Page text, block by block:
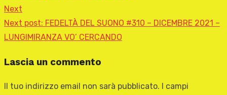
Next
Next post: FEDELTÀ DEL SUONO #310 – DICEMBRE 2021 –
LUNGIMIRANZA VO’ CERCANDO
Lascia un commento
Il tuo indirizzo email non sarà pubblicato.
I campi